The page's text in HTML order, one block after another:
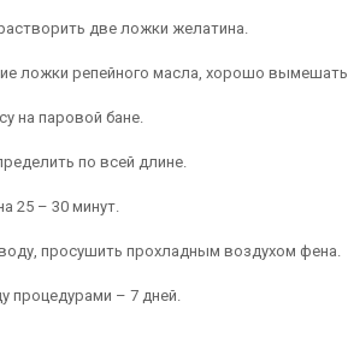
две ложки желатина.
ложки репейного масла, хорошо вымешать.
на паровой бане.
по всей длине.
25 – 30 минут.
просушить прохладным воздухом фена.
процедурами – 7 дней.